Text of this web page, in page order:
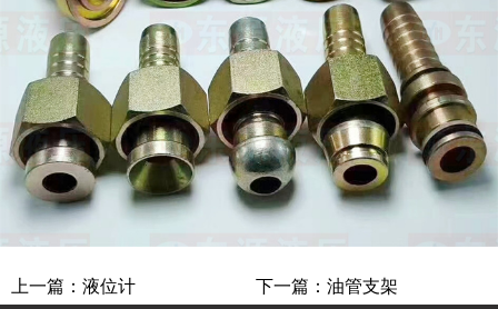
上一篇： 液位计 下一篇：油管支架